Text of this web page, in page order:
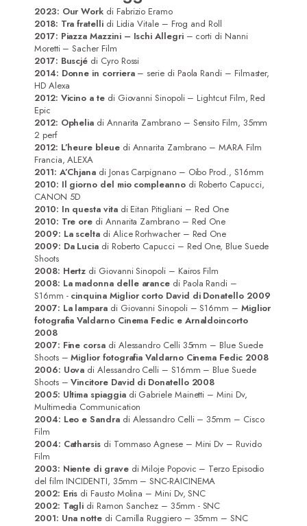
Registi/Sceneggiatori
Musicisti
Contatti
2023: Our Work di Fabrizio Eramo
2018: Tra fratelli di Lidia Vitale – Frog and Roll
2017: Piazza Mazzini – Ischi Allegri – corti di Nanni
Moretti – Sacher Film
2017: Buscjé di Cyro Rossi
2014: Donne in corriera – serie di Paola Randi – Filmaster,
HD Alexa
2012: Vicino a tedi Giovanni Sinopoli – Lightcut Film, Red
Epic
2012: Ophelia di Annarita Zambrano – Sensito Film, 35mm
2 perf
2012: L’heure bleuedi Annarita Zambrano – MARA Film
Francia, ALEXA
2011: A’Chjana di Jonas Carpignano – Oibo Prod., S16mm
2010: Il giorno del mio compleannodi Roberto Capucci,
CANON 5D
2010: In questa vitadi Eitan Pitigliani – Red One
2010: Tre ore di Annarita Zambrano – Red One
2009: La scelta di Alice Rorhwacher – Red One
2009: Da Lucia di Roberto Capucci – Red One, Blue Suede
Shoots
2008: Hertz di Giovanni Sinopoli – Kairos Film
2008: La madonna delle arance di Paola Randi –
S16mm - cinquina Miglior corto David di Donatello 2009
2007: La lamparadi Giovanni Sinopoli – S16mm – Miglior
fotografia Valdarno Cinema Fedic e Arnaldoincorto
2008
2007: Fine corsadi Alessandro Celli 35mm – Blue Suede
Shoots –Miglior fotografia Valdarno Cinema Fedic 2008
2006: Uova di Alessandro Celli – S16mm – Blue Suede
Shoots –Vincitore David di Donatello 2008
2005: Ultima spiaggia di Gabriele Mainetti – Mini Dv,
Multimedia Communication
2004: Leo e Sandradi Alessandro Celli – 35mm – Cisco
Film
2004: Catharsis di Tommaso Agnese – Mini Dv – Ruvido
Film
2003: Niente di gravedi Miloje Popovic – Terzo Episodio
del film INCIDENTI, 35mm – SNC-RAICINEMA
2002: Eris di Fausto Molina – Mini Dv, SNC
2002: Tagli di Ramon Sanchez – 35mm - SNC
2001: Una notte di Camilla Ruggiero – 35mm – SNC